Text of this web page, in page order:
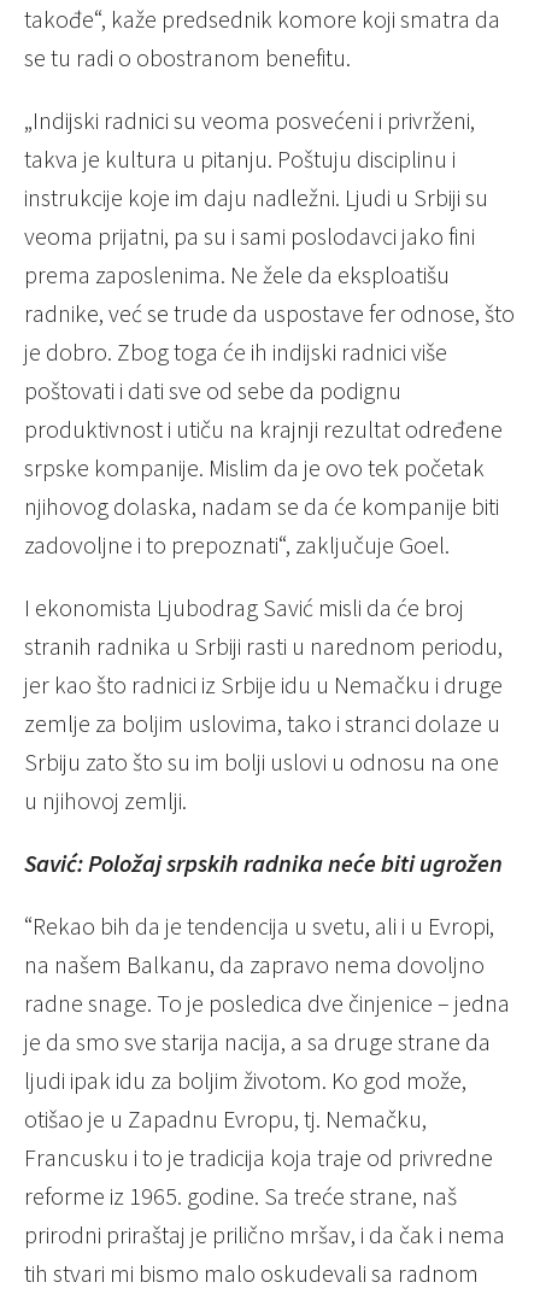
takođe“, kaže predsednik komore koji smatra da
se tu radi o obostranom benefitu.
„Indijski radnici su veoma posvećeni i privrženi,
takva je kultura u pitanju. Poštuju disciplinu i
instrukcije koje im daju nadležni. Ljudi u Srbiji su
veoma prijatni, pa su i sami poslodavci jako fini
prema zaposlenima. Ne žele da eksploatišu
radnike, već se trude da uspostave fer odnose, što
je dobro. Zbog toga će ih indijski radnici više
poštovati i dati sve od sebe da podignu
produktivnost i utiču na krajnji rezultat određene
srpske kompanije. Mislim da je ovo tek početak
njihovog dolaska, nadam se da će kompanije biti
zadovoljne i to prepoznati“, zaključuje Goel.
I ekonomista Ljubodrag Savić misli da će broj
stranih radnika u Srbiji rasti u narednom periodu,
jer kao što radnici iz Srbije idu u Nemačku i druge
zemlje za boljim uslovima, tako i stranci dolaze u
Srbiju zato što su im bolji uslovi u odnosu na one
u njihovoj zemlji.
Savić: Položaj srpskih radnika neće biti ugrožen
“Rekao bih da je tendencija u svetu, ali i u Evropi,
na našem Balkanu, da zapravo nema dovoljno
radne snage. To je posledica dve činjenice – jedna
je da smo sve starija nacija, a sa druge strane da
ljudi ipak idu za boljim životom. Ko god može,
otišao je u Zapadnu Evropu, tj. Nemačku,
Francusku i to je tradicija koja traje od privredne
reforme iz 1965. godine. Sa treće strane, naš
prirodni priraštaj je prilično mršav, i da čak i nema
tih stvari mi bismo malo oskudevali sa radnom